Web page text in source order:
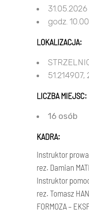
31.05.2026
godz.
LOKALIZACJA:
LICZBA MIEJSC:
16 osób
KADRA:
Instruktor
rez. Damian
Instruktor
rez. Tomasz
FORMOZA –